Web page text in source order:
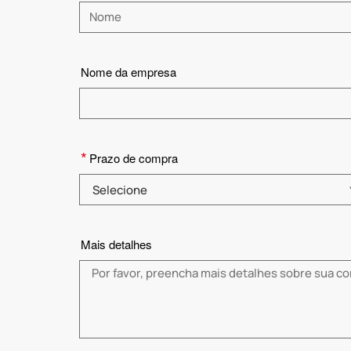
Nome da empresa
* Prazo de compra
Mais detalhes